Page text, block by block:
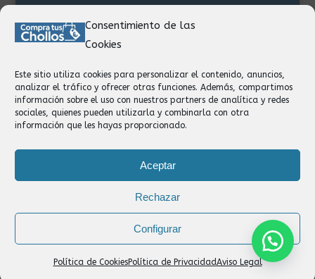
Consentimiento de las
Cookies
Este sitio utiliza cookies para personalizar el contenido, anuncios,
analizar el tráfico y ofrecer otras funciones. Además, compartimos
información sobre el uso con nuestros partners de analítica y redes
sociales, quienes pueden utilizarla y combinarla con otra
información que les hayas proporcionado.
Aceptar
Rechazar
Configurar
Política de CookiesPolítica de PrivacidadAviso Legal
Contacto:
Facturación
Devoluciones
Privacidad
Formas de Pago